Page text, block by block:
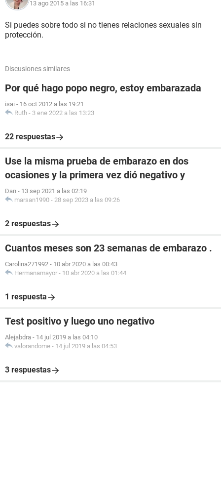
13 ago 2015 a las 16:31
Si puedes sobre todo si no tienes relaciones sexuales sin
protección.
Discusiones similares
Por qué hago popo negro, estoy embarazada
isai - 16 oct 2012 a las 19:21
Ruth - 3 ene 2022 a las 13:23
22 respuestas
Use la misma prueba de embarazo en dos
ocasiones y la primera vez dió negativo y
Dan - 13 sep 2021 a las 02:19
marsan1990 - 28 sep 2023 a las 09:26
2 respuestas
Cuantos meses son 23 semanas de embarazo .
Carolina271992 - 10 abr 2020 a las 00:43
Hermanamayor - 10 abr 2020 a las 01:44
1 respuesta
Test positivo y luego uno negativo
Alejabdra - 14 jul 2019 a las 04:10
valorandome - 14 jul 2019 a las 04:53
3 respuestas